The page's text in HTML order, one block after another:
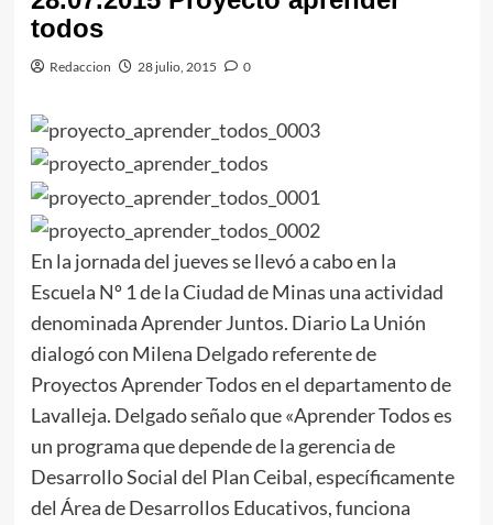
todos
Redaccion 28 julio, 2015 0
En la jornada del jueves se llevó a cabo en la
Escuela Nº 1 de la Ciudad de Minas una actividad
denominada Aprender Juntos. Diario La Unión
dialogó con Milena Delgado referente de
Proyectos Aprender Todos en el departamento de
Lavalleja. Delgado señalo que «Aprender Todos es
un programa que depende de la gerencia de
Desarrollo Social del Plan Ceibal, específicamente
del Área de Desarrollos Educativos, funciona